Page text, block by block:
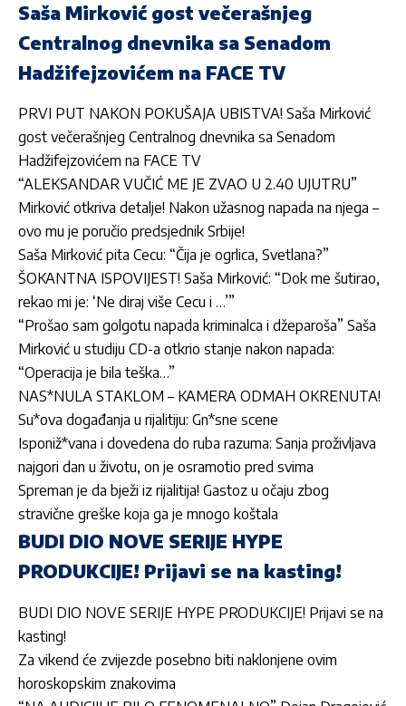
Saša Mirković gost večerašnjeg
Centralnog dnevnika sa Senadom
Hadžifejzovićem na FACE TV
PRVI PUT NAKON POKUŠAJA UBISTVA! Saša Mirković
gost večerašnjeg Centralnog dnevnika sa Senadom
Hadžifejzovićem na FACE TV
“ALEKSANDAR VUČIĆ ME JE ZVAO U 2.40 UJUTRU”
Mirković otkriva detalje! Nakon užasnog napada na njega –
ovo mu je poručio predsjednik Srbije!
Saša Mirković pita Cecu: “Čija je ogrlica, Svetlana?”
ŠOKANTNA ISPOVIJEST! Saša Mirković: “Dok me šutirao,
rekao mi je: ‘Ne diraj više Cecu i …’”
“Prošao sam golgotu napada kriminalca i džeparoša” Saša
Mirković u studiju CD-a otkrio stanje nakon napada:
“Operacija je bila teška…”
NAS*NULA STAKLOM – KAMERA ODMAH OKRENUTA!
Su*ova događanja u rijalitiju: Gn*sne scene
Isponiž*vana i dovedena do ruba razuma: Sanja proživljava
najgori dan u životu, on je osramotio pred svima
Spreman je da bježi iz rijalitija! Gastoz u očaju zbog
stravične greške koja ga je mnogo koštala
BUDI DIO NOVE SERIJE HYPE
PRODUKCIJE! Prijavi se na kasting!
BUDI DIO NOVE SERIJE HYPE PRODUKCIJE! Prijavi se na
kasting!
Za vikend će zvijezde posebno biti naklonjene ovim
horoskopskim znakovima